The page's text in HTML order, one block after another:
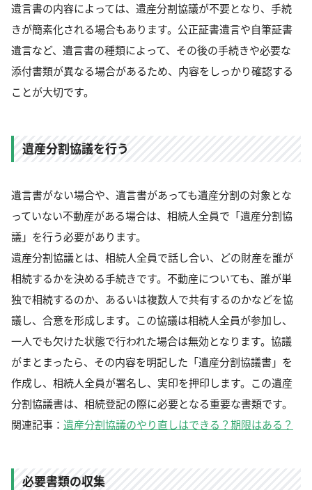
遺言書の内容によっては、遺産分割協議が不要となり、手続
きが簡素化される場合もあります。公正証書遺言や自筆証書
遺言など、遺言書の種類によって、その後の手続きや必要な
添付書類が異なる場合があるため、内容をしっかり確認する
ことが大切です。
遺産分割協議を行う
遺言書がない場合や、遺言書があっても遺産分割の対象とな
っていない不動産がある場合は、相続人全員で「遺産分割協
議」を行う必要があります。
遺産分割協議とは、相続人全員で話し合い、どの財産を誰が
相続するかを決める手続きです。不動産についても、誰が単
独で相続するのか、あるいは複数人で共有するのかなどを協
議し、合意を形成します。この協議は相続人全員が参加し、
一人でも欠けた状態で行われた場合は無効となります。協議
がまとまったら、その内容を明記した「遺産分割協議書」を
作成し、相続人全員が署名し、実印を押印します。この遺産
分割協議書は、相続登記の際に必要となる重要な書類です。
関連記事： 遺産分割協議のやり直しはできる？期限はある？
必要書類の収集